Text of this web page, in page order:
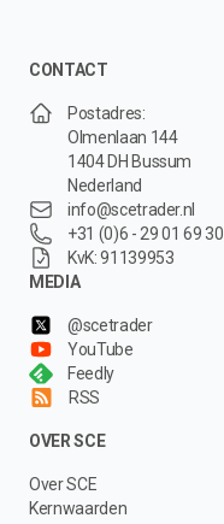
CONTACT
Postadres:
Olmenlaan 144
1404 DH Bussum
Nederland
info@scetrader.nl
+31 (0)6 - 29 01 69 30
KvK: 91139953
MEDIA
@scetrader
YouTube
Feedly
RSS
OVER SCE
Over SCE
Kernwaarden